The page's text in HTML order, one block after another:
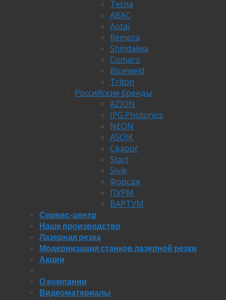
Tecna
ABAC
Aotai
Remeza
Shindaiwa
Comaro
Blueweld
Triton
Российские бренды
AZION
IPG Photonics
NEON
ASOIK
Сварог
Start
Sivik
Форсаж
ПУРМ
ВАРТУМ
Сервис-центр
Наше производство
Лазерная резка
Модернизация станков лазерной резки
Акции
О компании
Видеоматериалы